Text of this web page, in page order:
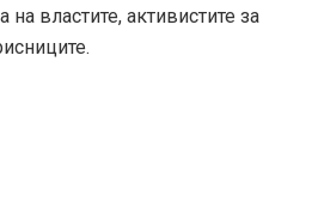
на властите, активистите за